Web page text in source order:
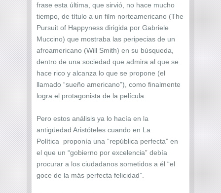
frase esta última, que sirvió, no hace mucho
tiempo, de título a un film norteamericano (The
Pursuit of Happyness dirigida por Gabriele
Muccino) que mostraba las peripecias de un
afroamericano (Will Smith) en su búsqueda,
dentro de una sociedad que admira al que se
hace rico y alcanza lo que se propone (el
llamado “sueño americano”), como finalmente
logra el protagonista de la película.
Pero estos análisis ya lo hacía en la
antigüedad Aristóteles cuando en La
Política proponía una “república perfecta” en
el que un “gobierno por excelencia” debía
procurar a los ciudadanos sometidos a él “el
goce de la más perfecta felicidad”.